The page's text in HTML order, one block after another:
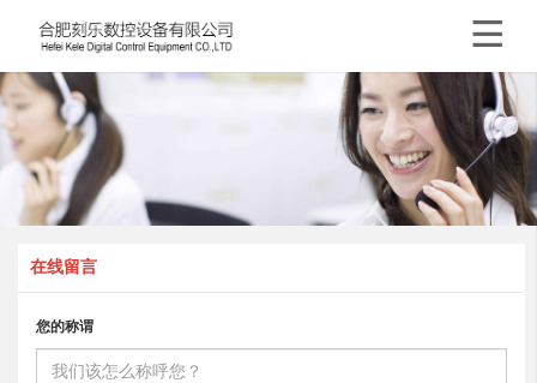

在线留言
您的称谓